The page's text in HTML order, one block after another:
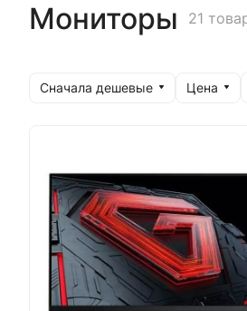
Мониторы 21
Сначала дешевые Цена